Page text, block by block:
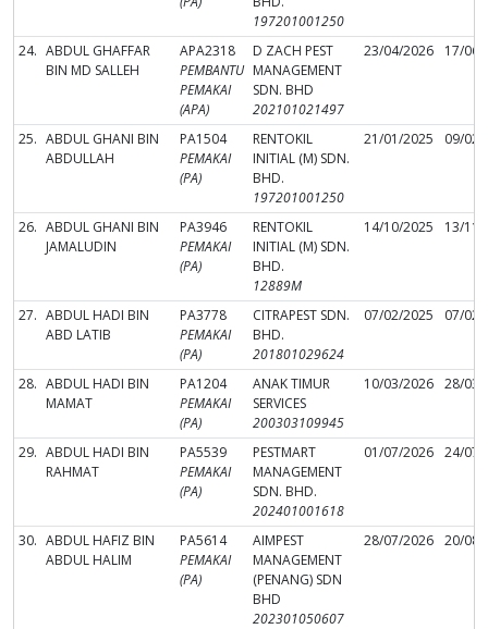
197201001250
24. ABDUL GHAFFAR
BIN MD SALLEH
APA2318
PEMBANTU
PEMAKAI
(APA)
D ZACH PEST
MANAGEMENT
SDN. BHD
202101021497
23/04/2026 17/06/
25. ABDUL GHANI BIN
ABDULLAH
PA1504
PEMAKAI
(PA)
RENTOKIL
INITIAL (M) SDN.
BHD.
197201001250
21/01/2025 09/02/
26. ABDUL GHANI BIN
JAMALUDIN
PA3946
PEMAKAI
(PA)
RENTOKIL
INITIAL (M) SDN.
BHD.
12889M
14/10/2025 13/11/
27. ABDUL HADI BIN
ABD LATIB
PA3778
PEMAKAI
(PA)
CITRAPEST SDN.
BHD.
201801029624
07/02/2025 07/02/
28. ABDUL HADI BIN
MAMAT
PA1204
PEMAKAI
(PA)
ANAK TIMUR
SERVICES
200303109945
10/03/2026 28/03/
29. ABDUL HADI BIN
RAHMAT
PA5539
PEMAKAI
(PA)
PESTMART
MANAGEMENT
SDN. BHD.
202401001618
01/07/2026 24/07/
30. ABDUL HAFIZ BIN
ABDUL HALIM
PA5614
PEMAKAI
(PA)
AIMPEST
MANAGEMENT
(PENANG) SDN
BHD
202301050607
28/07/2026 20/08/